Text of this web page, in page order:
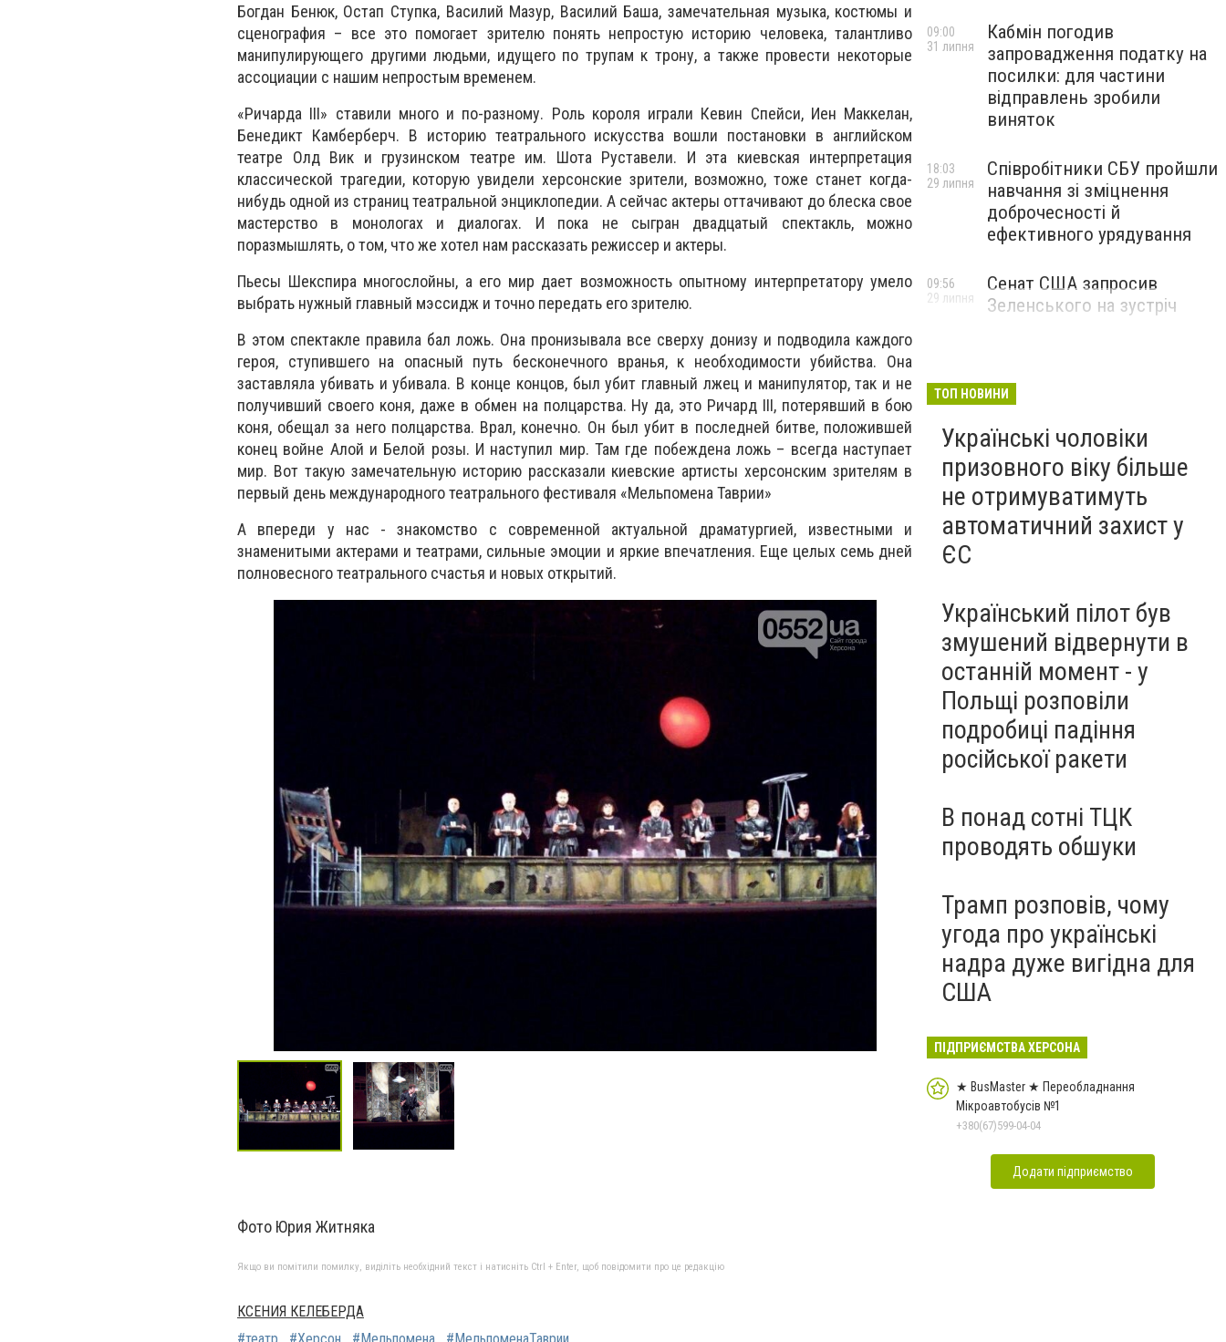
Богдан Бенюк, Остап Ступка, Василий Мазур, Василий Баша, замечательная музыка, костюмы и
сценография – все это помогает зрителю понять непростую историю человека, талантливо
манипулирующего другими людьми, идущего по трупам к трону, а также провести некоторые
ассоциации с нашим непростым временем.
«Ричарда III» ставили много и по-разному. Роль короля играли Кевин Спейси, Иен Маккелан,
Бенедикт Камберберч. В историю театрального искусства вошли постановки в английском
театре Олд Вик и грузинском театре им. Шота Руставели. И эта киевская интерпретация
классической трагедии, которую увидели херсонские зрители, возможно, тоже станет когда-
нибудь одной из страниц театральной энциклопедии. А сейчас актеры оттачивают до блеска свое
мастерство в монологах и диалогах. И пока не сыгран двадцатый спектакль, можно
поразмышлять, о том, что же хотел нам рассказать режиссер и актеры.
Пьесы Шекспира многослойны, а его мир дает возможность опытному интерпретатору умело
выбрать нужный главный мэссидж и точно передать его зрителю.
В этом спектакле правила бал ложь. Она пронизывала все сверху донизу и подводила каждого
героя, ступившего на опасный путь бесконечного вранья, к необходимости убийства. Она
заставляла убивать и убивала. В конце концов, был убит главный лжец и манипулятор, так и не
получивший своего коня, даже в обмен на полцарства. Ну да, это Ричард III, потерявший в бою
коня, обещал за него полцарства. Врал, конечно. Он был убит в последней битве, положившей
конец войне Алой и Белой розы. И наступил мир. Там где побеждена ложь – всегда наступает
мир. Вот такую замечательную историю рассказали киевские артисты херсонским зрителям в
первый день международного театрального фестиваля «Мельпомена Таврии»
А впереди у нас - знакомство с современной актуальной драматургией, известными и
знаменитыми актерами и театрами, сильные эмоции и яркие впечатления. Еще целых семь дней
полновесного театрального счастья и новых открытий.
Фото Юрия Житняка
Якщо ви помітили помилку, виділіть необхідний текст і натисніть Ctrl + Enter, щоб повідомити про це редакцію
КСЕНИЯ КЕЛЕБЕРДА
#театр
#Херсон #Мельпомена #МельпоменаТаврии
Кабмін погодив
запровадження податку на
посилки: для частини
відправлень зробили
виняток
09:00
31 липня
Співробітники СБУ пройшли
навчання зі зміцнення
доброчесності й
ефективного урядування
18:03
29 липня
Сенат США запросив
Зеленського на зустріч
09:56
29 липня
ТОП НОВИНИ
Українські чоловіки
призовного віку більше
не отримуватимуть
автоматичний захист у
ЄС
Український пілот був
змушений відвернути в
останній момент - у
Польщі розповіли
подробиці падіння
російської ракети
В понад сотні ТЦК
проводять обшуки
Трамп розповів, чому
угода про українські
надра дуже вигідна для
США
ПІДПРИЄМСТВА ХЕРСОНА
★ BusMaster ★ Переобладнання
Мікроавтобусів №1
+380(67)599-04-04
Додати підприємство